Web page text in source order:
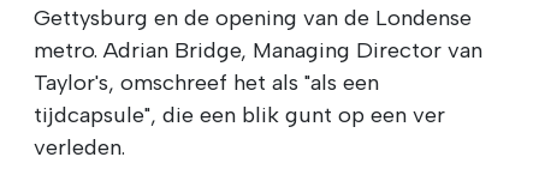
Gettysburg en de opening van de Londense
metro. Adrian Bridge, Managing Director van
Taylor's, omschreef het als "als een
tijdcapsule", die een blik gunt op een ver
verleden.